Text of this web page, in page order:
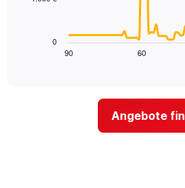
die
Wochentage
anzeigt.
Diagramm
90 60
0
Angebote